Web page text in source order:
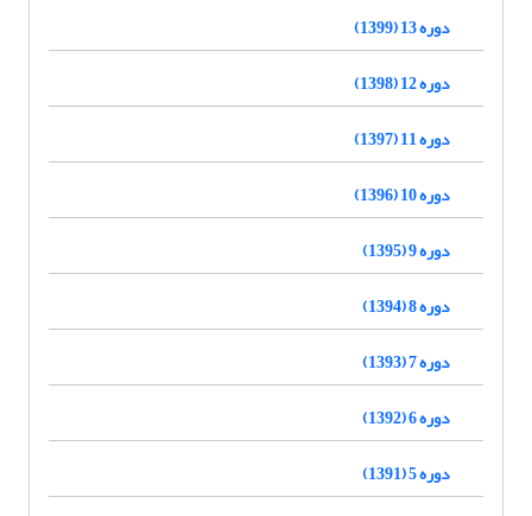
دوره 13 (1399)
دوره 12 (1398)
دوره 11 (1397)
دوره 10 (1396)
دوره 9 (1395)
دوره 8 (1394)
دوره 7 (1393)
دوره 6 (1392)
دوره 5 (1391)